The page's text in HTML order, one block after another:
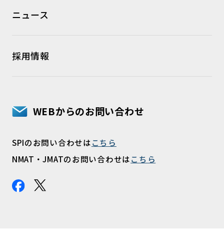
ニュース
採用情報
WEBからのお問い合わせ
SPIのお問い合わせはこちら
NMAT・JMATのお問い合わせはこちら